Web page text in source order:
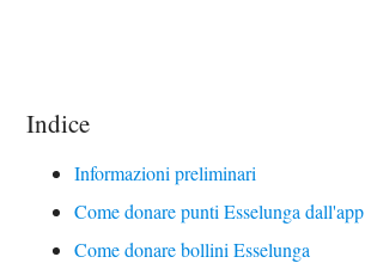
Indice
Informazioni preliminari
Come donare punti Esselunga dall'app
Come donare bollini Esselunga